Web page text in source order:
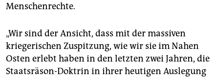
Menschenrechte.
„Wir sind der Ansicht, dass mit der massiven
kriegerischen Zuspitzung, wie wir sie im Nahen
Osten erlebt haben in den letzten zwei Jahren, die
Staatsräson-Doktrin in ihrer heutigen Auslegung